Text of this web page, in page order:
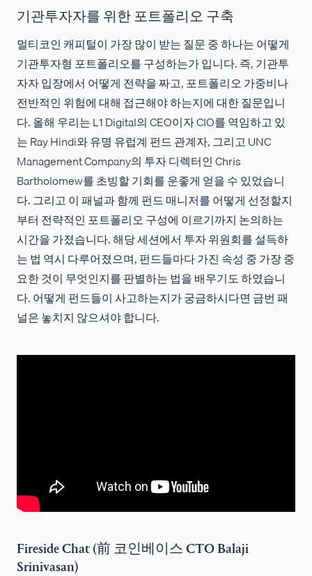
기관투자자를 위한 포트폴리오 구축
멀티코인 캐피털이 가장 많이 받는 질문 중 하나는 어떻게
기관투자형 포트폴리오를 구성하는가 입니다. 즉, 기관투
자자 입장에서 어떻게 전략을 짜고, 포트폴리오 가중비나
전반적인 위험에 대해 접근해야 하는지에 대한 질문입니
다. 올해 우리는 L1 Digital의 CEO이자 CIO를 역임하고 있
는 Ray Hindi와 유명 유럽계 펀드 관계자, 그리고 UNC
Management Company의 투자 디렉터인 Chris
Bartholomew를 초빙할 기회를 운좋게 얻을 수 있었습니
다. 그리고 이 패널과 함께 펀드 매니저를 어떻게 선정할지
부터 전략적인 포트폴리오 구성에 이르기까지 논의하는
시간을 가졌습니다. 해당 세션에서 투자 위원회를 설득하
는 법 역시 다루어졌으며, 펀드들마다 가진 속성 중 가장 중
요한 것이 무엇인지를 판별하는 법을 배우기도 하였습니
다. 어떻게 펀드들이 사고하는지가 궁금하시다면 금번 패
널은 놓치지 않으셔야 합니다.
Fireside Chat (前 코인베이스 CTO Balaji
Srinivasan)